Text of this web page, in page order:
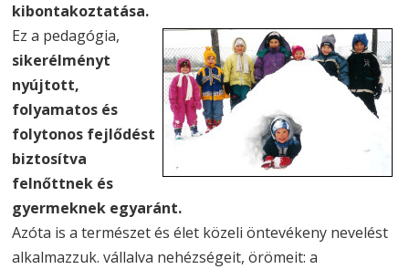
kibontakoztatása.
Ez a pedagógia,
sikerélményt
nyújtott,
folyamatos és
folytonos fejlődést
biztosítva
felnőttnek és
gyermeknek egyaránt.
Azóta is a természet és élet közeli öntevékeny nevelést
alkalmazzuk. vállalva nehézségeit, örömeit: a